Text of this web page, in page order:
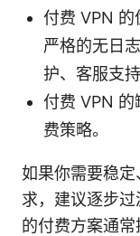
付费 VPN 的
严格的无日
护、客服支持
付费 VPN 的
费策略。
如果你需要稳
求，建议逐步
的付费方案通